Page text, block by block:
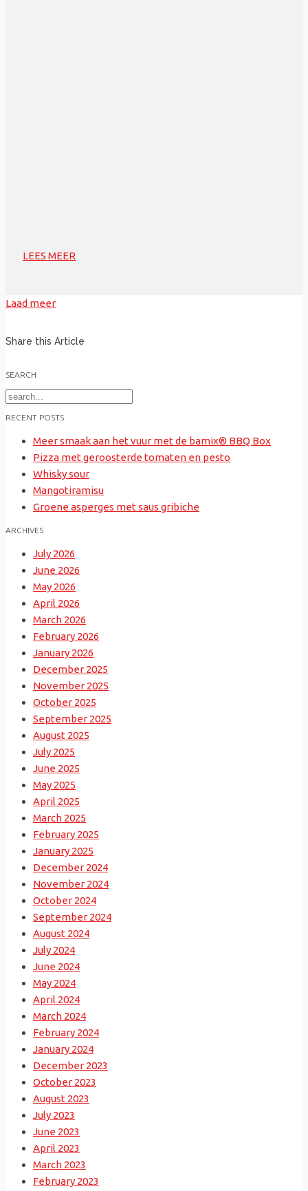
LEES MEER
Laad meer
Share this Article
SEARCH
Search
RECENT POSTS
Meer smaak aan het vuur met de bamix® BBQ Box
Pizza met geroosterde tomaten en pesto
Whisky sour
Mangotiramisu
Groene asperges met saus gribiche
ARCHIVES
July 2026
June 2026
May 2026
April 2026
March 2026
February 2026
January 2026
December 2025
November 2025
October 2025
September 2025
August 2025
July 2025
June 2025
May 2025
April 2025
March 2025
February 2025
January 2025
December 2024
November 2024
October 2024
September 2024
August 2024
July 2024
June 2024
May 2024
April 2024
March 2024
February 2024
January 2024
December 2023
October 2023
August 2023
July 2023
June 2023
April 2023
March 2023
February 2023